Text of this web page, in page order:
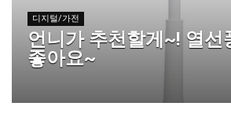
디지털/가전
언니가 추천할게~! 열선
좋아요~